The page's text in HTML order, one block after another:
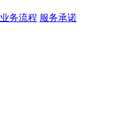
业务流程 服务承诺